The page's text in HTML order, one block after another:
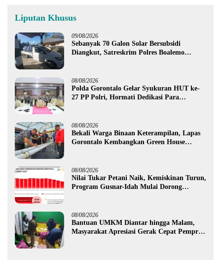
Liputan Khusus
09/08/2026
Sebanyak 70 Galon Solar Bersubsidi
Diangkut, Satreskrim Polres Boalemo
08/08/2026
Polda Gorontalo Gelar Syukuran HUT ke-
27 PP Polri, Hormati Dedikasi Para
08/08/2026
Bekali Warga Binaan Keterampilan, Lapas
Gorontalo Kembangkan Green House
08/08/2026
Nilai Tukar Petani Naik, Kemiskinan Turun,
Program Gusnar-Idah Mulai Dorong
08/08/2026
Bantuan UMKM Diantar hingga Malam,
Masyarakat Apresiasi Gerak Cepat Pemprov